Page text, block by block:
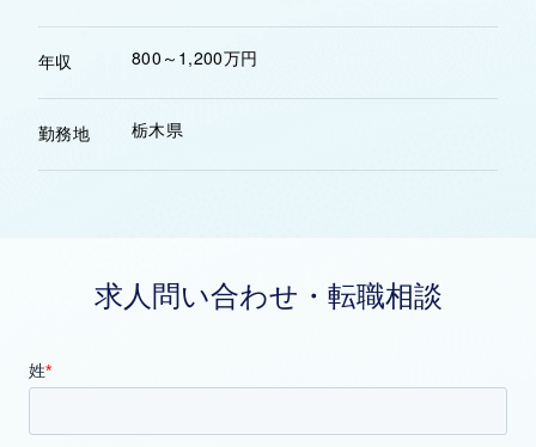
年収 800～1,200万円
勤務地 栃木県
求人問い合わせ・転職相談